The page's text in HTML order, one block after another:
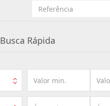
Busca
Busca Rápida